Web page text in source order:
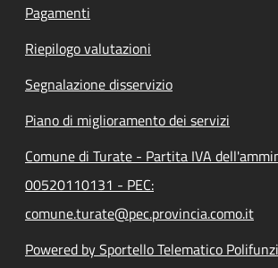
Pagamenti
Riepilogo valutazioni
Segnalazione disservizio
Piano di miglioramento dei servizi
Comune di Turate - Partita IVA
00520110131 - PEC:
comune.turate@pec.provincia.como.it
Powered by Sportello Telematico